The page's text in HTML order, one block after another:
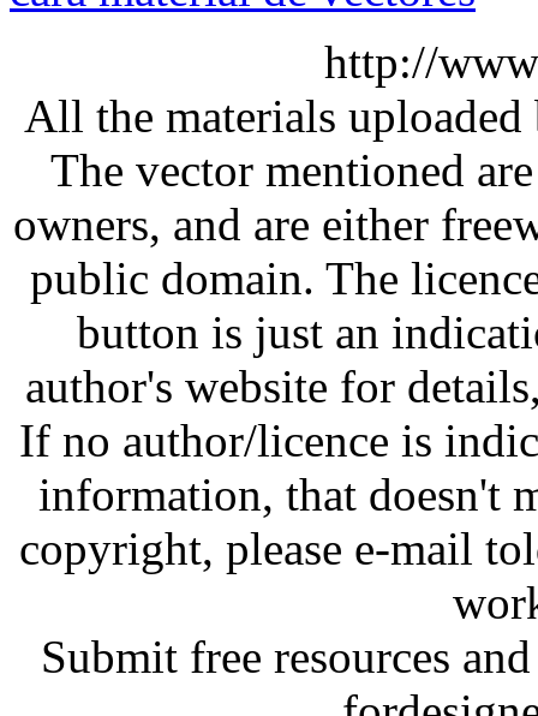
http://
All the materials
The vector mentioned
owners, and are either
public domain. The
button is just an
author's website for
If no author/licence is
information, that doesn't
copyright, please e-mail
Submit free resources